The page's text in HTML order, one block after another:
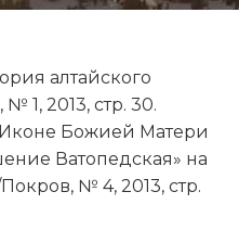
алтайского
1, 2013, стр. 30.
Божией Матери
Ватопедская» на
№ 4, 2013, стр.